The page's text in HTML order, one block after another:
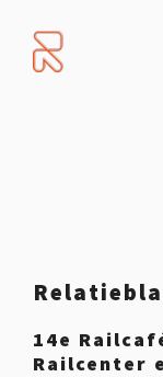
14e
Railcenter